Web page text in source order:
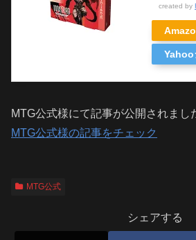
created by
Yahoo
MTG公式様にて記事が公開されまし
MTG公式様の記事をチェック
MTG公式
シェアする